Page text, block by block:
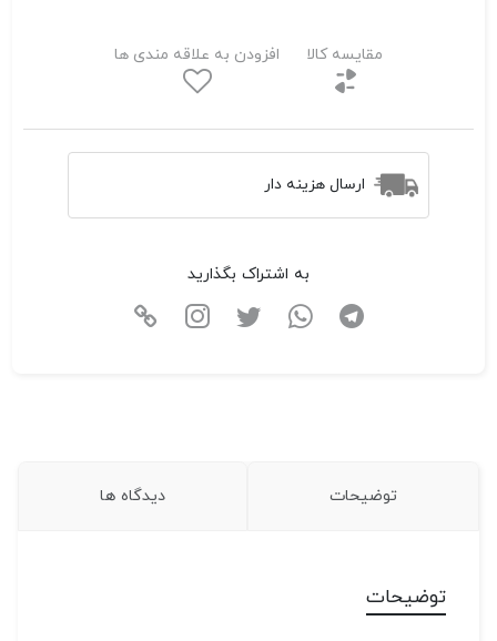
مقایسه کالا افزودن به علاقه مندی ها
ارسال هزینه دار
به اشتراک بگذارید
توضیحات دیدگاه ها
توضیحات